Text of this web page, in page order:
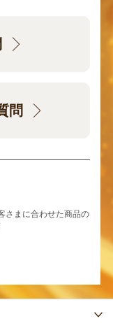
問
さまに合わせた商品の